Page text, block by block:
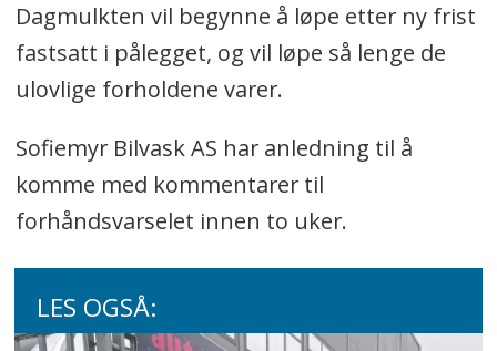
Dagmulkten vil begynne å løpe etter ny frist
fastsatt i pålegget, og vil løpe så lenge de
ulovlige forholdene varer.
Sofiemyr Bilvask AS har anledning til å
komme med kommentarer til
forhåndsvarselet innen to uker.
LES OGSÅ: